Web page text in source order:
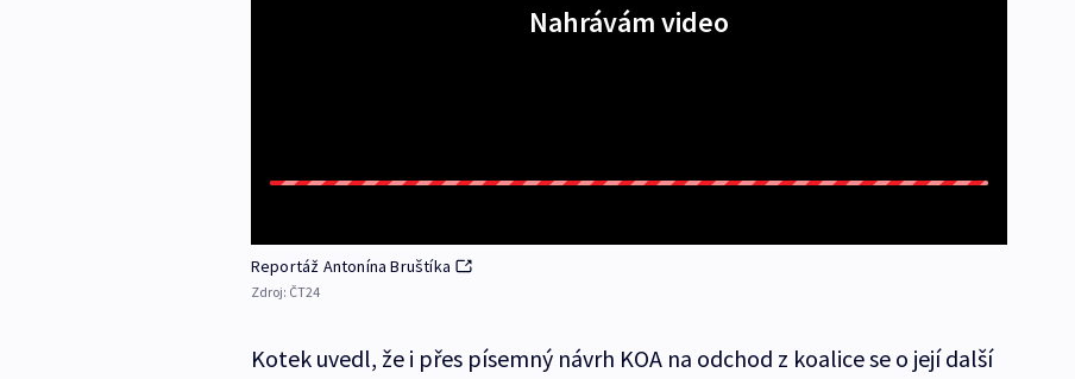
Nahrávám video
Reportáž Antonína Bruštíka
Zdroj: ČT24
Kotek uvedl, že i přes písemný návrh KOA na odchod z koalice se o její další